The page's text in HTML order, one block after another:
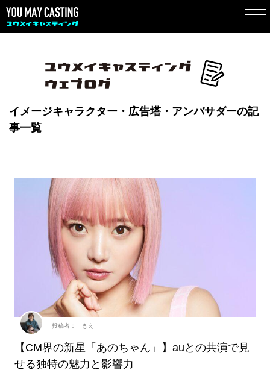
イメージキャラクター・広告塔・アンバサダーの記
事一覧
【CM界の新星「あのちゃん」】auとの共演で見
せる独特の魅力と影響力
投稿者： きえ